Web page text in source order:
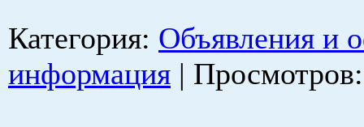
Категория: Объявления и
информация | Просмотров